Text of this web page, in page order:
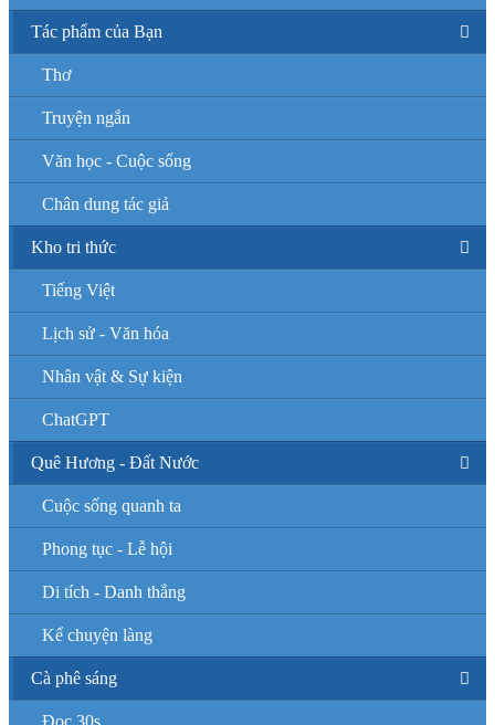
Tác phẩm của Bạn
Thơ
Truyện ngắn
Văn học - Cuộc sống
Chân dung tác giả
Kho tri thức
Tiếng Việt
Lịch sử - Văn hóa
Nhân vật & Sự kiện
ChatGPT
Quê Hương - Đất Nước
Cuộc sống quanh ta
Phong tục - Lễ hội
Di tích - Danh thắng
Kể chuyện làng
Cà phê sáng